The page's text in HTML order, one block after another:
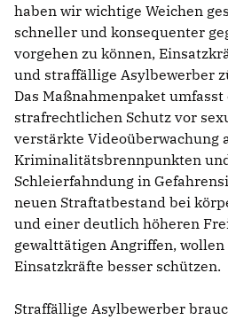
haben wir wichtige Weichen
schneller und konsequenter
vorgehen zu können,
und straffällige Asylbewerber
Das Maßnahmenpaket
strafrechtlichen Schutz vor
verstärkte Videoüberwachung
Kriminalitätsbrennpunkten
Schleierfahndung in
neuen Straftatbestand bei
und einer deutlich höheren
gewalttätigen Angriffen,
Einsatzkräfte besser schützen.
Straffällige Asylbewerber